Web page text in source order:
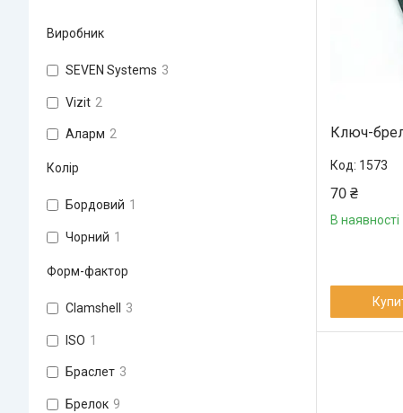
Ключ-
1573
70 ₴
В наявності
Виробник
SEVEN Systems 3
Vizit 2
Аларм 2
Колір
Бордовий 1
Чорний 1
Форм-фактор
Clamshell 3
ISO 1
Браслет 3
Брелок 9